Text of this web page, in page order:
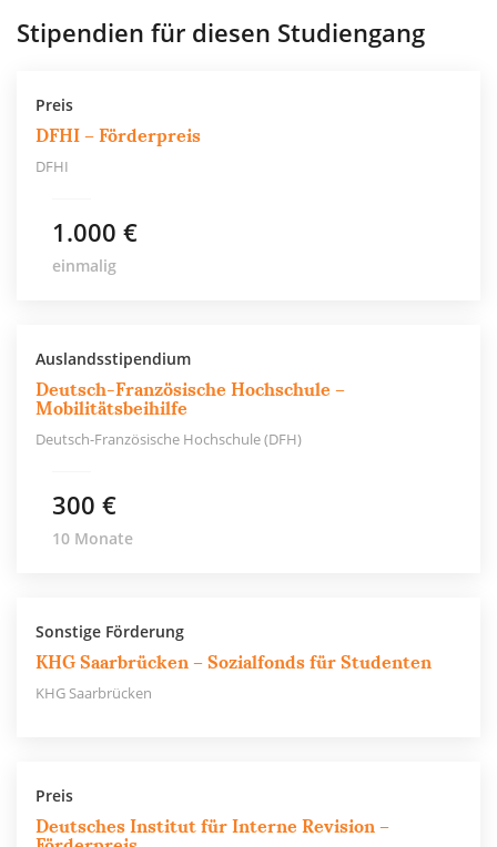
Stipendien für diesen Studiengang
Preis
DFHI – Förderpreis
DFHI
1.000 €
einmalig
Auslandsstipendium
Deutsch-Französische Hochschule –
Mobilitätsbeihilfe
Deutsch-Französische Hochschule (DFH)
300 €
10 Monate
Sonstige Förderung
KHG Saarbrücken – Sozialfonds für Studenten
KHG Saarbrücken
Preis
Deutsches Institut für Interne Revision –